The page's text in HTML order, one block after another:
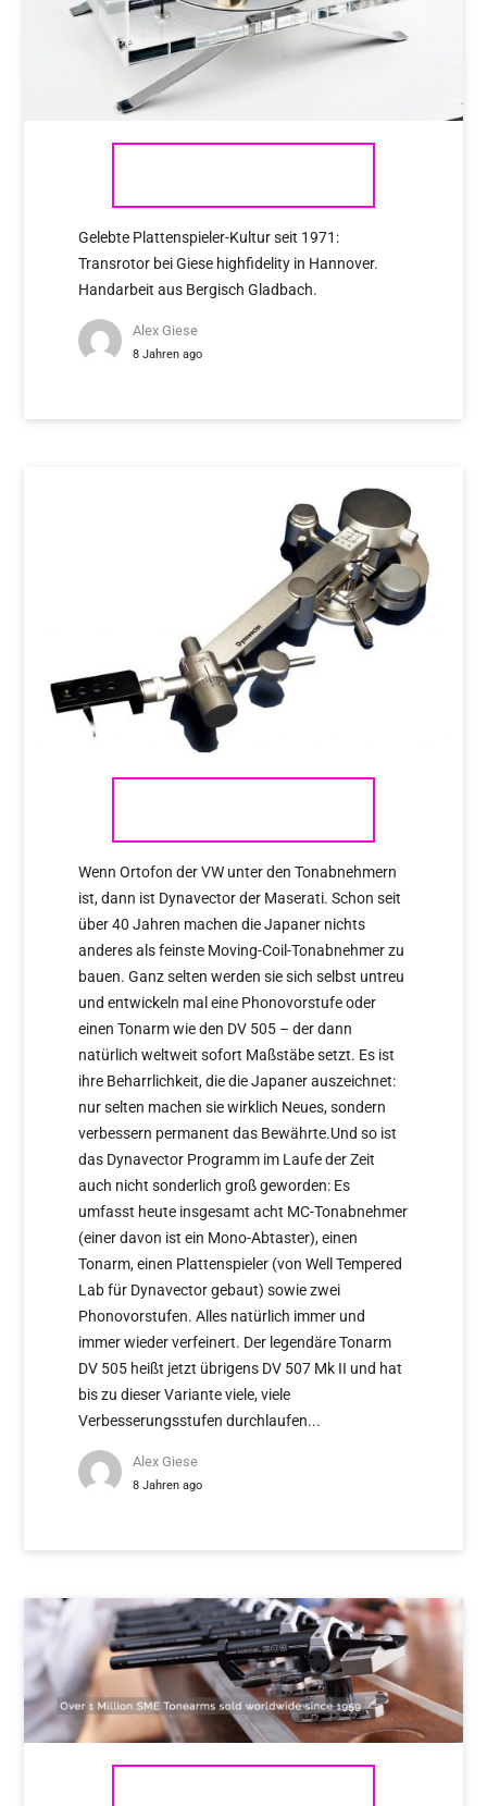
Gelebte Plattenspieler-Kultur seit 1971:
Transrotor bei Giese highfidelity in Hannover.
Handarbeit aus Bergisch Gladbach.
Alex Giese
8 Jahren ago
Wenn Ortofon der VW unter den Tonabnehmern
ist, dann ist Dynavector der Maserati. Schon seit
über 40 Jahren machen die Japaner nichts
anderes als feinste Moving-Coil-Tonabnehmer zu
bauen. Ganz selten werden sie sich selbst untreu
und entwickeln mal eine Phonovorstufe oder
einen Tonarm wie den DV 505 – der dann
natürlich weltweit sofort Maßstäbe setzt. Es ist
ihre Beharrlichkeit, die die Japaner auszeichnet:
nur selten machen sie wirklich Neues, sondern
verbessern permanent das Bewährte.Und so ist
das Dynavector Programm im Laufe der Zeit
auch nicht sonderlich groß geworden: Es
umfasst heute insgesamt acht MC-Tonabnehmer
(einer davon ist ein Mono-Abtaster), einen
Tonarm, einen Plattenspieler (von Well Tempered
Lab für Dynavector gebaut) sowie zwei
Phonovorstufen. Alles natürlich immer und
immer wieder verfeinert. Der legendäre Tonarm
DV 505 heißt jetzt übrigens DV 507 Mk II und hat
bis zu dieser Variante viele, viele
Verbesserungsstufen durchlaufen...
Alex Giese
8 Jahren ago